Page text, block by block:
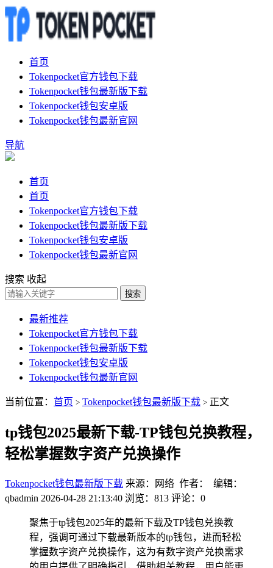
首页
Tokenpocket官方钱包下载
Tokenpocket钱包最新版下载
Tokenpocket钱包安卓版
Tokenpocket钱包最新官网
导航
首页
首页
Tokenpocket官方钱包下载
Tokenpocket钱包最新版下载
Tokenpocket钱包安卓版
Tokenpocket钱包最新官网
搜索 收起
搜索
最新推荐
Tokenpocket官方钱包下载
Tokenpocket钱包最新版下载
Tokenpocket钱包安卓版
Tokenpocket钱包最新官网
当前位置： 首页 > Tokenpocket钱包最新版下载 > 正文
tp钱包2025最新下载-TP钱包兑换教程，
轻松掌握数字资产兑换操作
Tokenpocket钱包最新版下载 来源：网络 作者： 编辑：
qbadmin 2026-04-28 21:13:40 浏览：813 评论：0
聚焦于tp钱包2025年的最新下载及TP钱包兑换教
程，强调可通过下载最新版本的tp钱包，进而轻松
掌握数字资产兑换操作，这为有数字资产兑换需求